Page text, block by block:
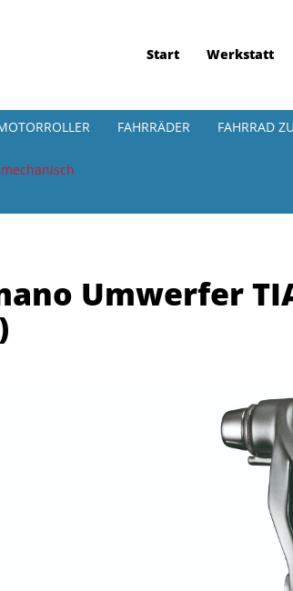
Start Werkstatt
FAHRRÄDER FAHRRAD
Umwerfer